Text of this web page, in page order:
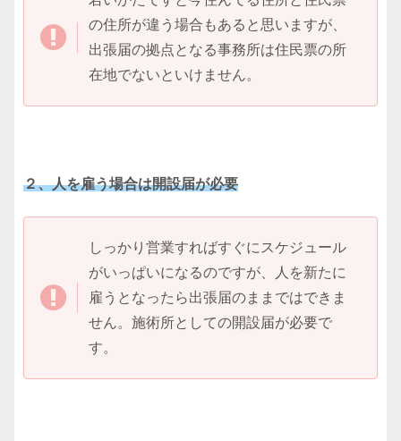
の住所が違う場合もあると思いますが、
出張届の拠点となる事務所は住民票の所
在地でないといけません。
２、人を雇う場合は開設届が必要
しっかり営業すればすぐにスケジュール
がいっぱいになるのですが、人を新たに
雇うとなったら出張届のままではできま
せん。施術所としての開設届が必要で
す。